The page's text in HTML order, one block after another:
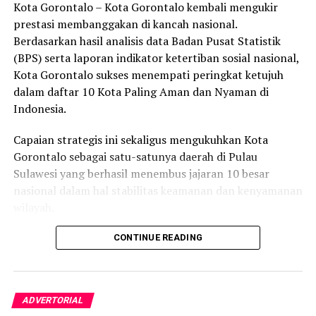
UP NEXT
Pemkab Gorut terima CSR 640 Juta dari Bank Sulutgo
Pemkab Gorontalo Teken Mou Dengan Yayasan Bina
Mandiri Gorontalo
Kota Gorontalo – Kota Gorontalo kembali mengukir
prestasi membanggakan di kancah nasional.
Berdasarkan hasil analisis data Badan Pusat Statistik
(BPS) serta laporan indikator ketertiban sosial nasional,
Kota Gorontalo sukses menempati peringkat ketujuh
dalam daftar 10 Kota Paling Aman dan Nyaman di
Indonesia.
Capaian strategis ini sekaligus mengukuhkan Kota
Gorontalo sebagai satu-satunya daerah di Pulau
Sulawesi yang berhasil menembus jajaran 10 besar
nasional dalam hal stabilitas keamanan dan kenyamanan
Sebagai pusat pemerintahan, pertumbuhan ekonomi,
Tomini, Kota Gorontalo terbukti mampu menjaga
stabilitas kondusivitas daerah. Kendati memiliki
mobilitas penduduk yang tinggi dan aktivitas ekonomi
CONTINUE READING
ADVERTORIAL